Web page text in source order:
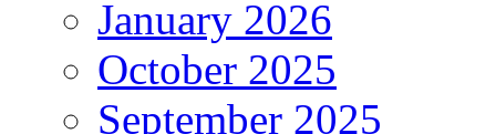
January 2026
October 2025
September 2025